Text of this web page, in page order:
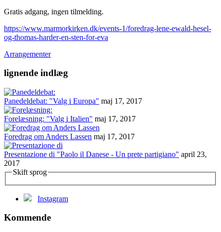
Gratis adgang, ingen tilmelding.
https://www.marmorkirken.dk/events-1/foredrag-lene-ewald-hesel-
og-thomas-harder-en-sten-for-eva
Arrangementer
lignende indlæg
Panedeldebat: "Valg i Europa" maj 17, 2017
Forelæsning: "Valg i Italien" maj 17, 2017
Foredrag om Anders Lassen maj 17, 2017
Presentazione di "Paolo il Danese - Un prete partigiano" april 23,
2017
Skift sprog
Instagram
Kommende